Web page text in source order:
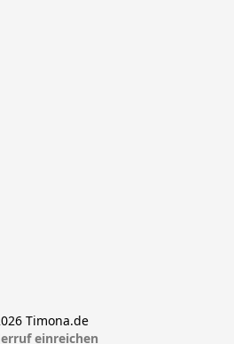
Timona.de
einreichen